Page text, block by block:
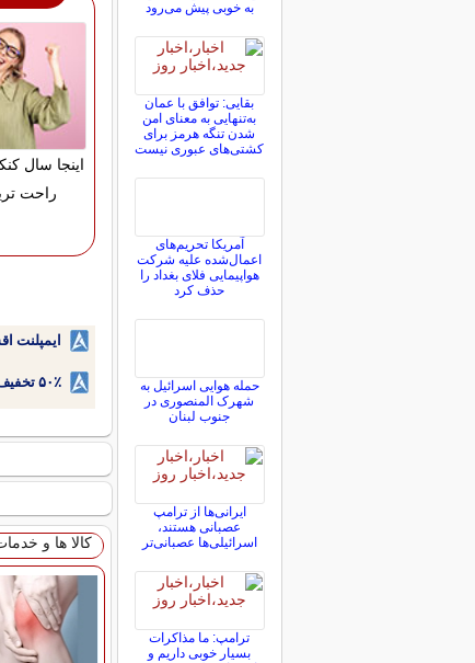
اینجا سال
راحت
ایمپلنت
۵۰٪ تخفیف ارتودنسی دندان اقساطی بدون نیاز به چک یا سفته!
کالا ها و
به خوبی پیش می‌رود
بقایی: توافق با عمان
به‌تنهایی به معنای امن
شدن تنگه هرمز برای
کشتی‌های عبوری نیست
آمریکا تحریم‌های
اعمال‌شده علیه شرکت
هواپیمایی فلای بغداد را
حذف کرد
حمله هوایی اسرائیل به
شهرک المنصوری در
جنوب لبنان
ایرانی‌ها از ترامپ
عصبانی هستند،
اسرائیلی‌ها عصبانی‌تر
ترامپ: ما مذاکرات
بسیار خوبی داریم و